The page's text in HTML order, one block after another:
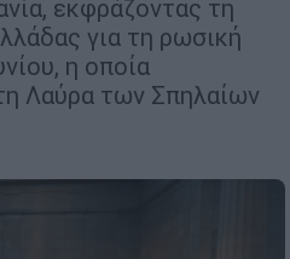
εκφράζοντας τη
για τη ρωσική
η οποία
Λαύρα των Σπηλαίων